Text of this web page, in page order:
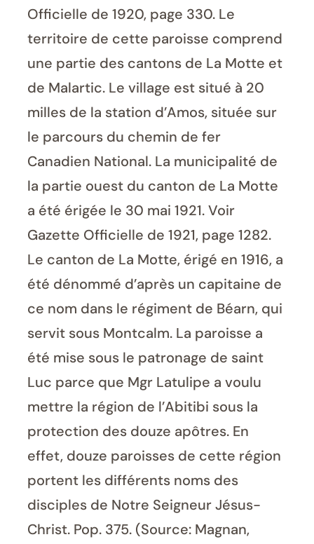
Officielle de 1920, page 330. Le
territoire de cette paroisse comprend
une partie des cantons de La Motte et
de Malartic. Le village est situé à 20
milles de la station d’Amos, située sur
le parcours du chemin de fer
Canadien National. La municipalité de
la partie ouest du canton de La Motte
a été érigée le 30 mai 1921. Voir
Gazette Officielle de 1921, page 1282.
Le canton de La Motte, érigé en 1916, a
été dénommé d’après un capitaine de
ce nom dans le régiment de Béarn, qui
servit sous Montcalm. La paroisse a
été mise sous le patronage de saint
Luc parce que Mgr Latulipe a voulu
mettre la région de l’Abitibi sous la
protection des douze apôtres. En
effet, douze paroisses de cette région
portent les différents noms des
disciples de Notre Seigneur Jésus-
Christ. Pop. 375. (Source: Magnan,